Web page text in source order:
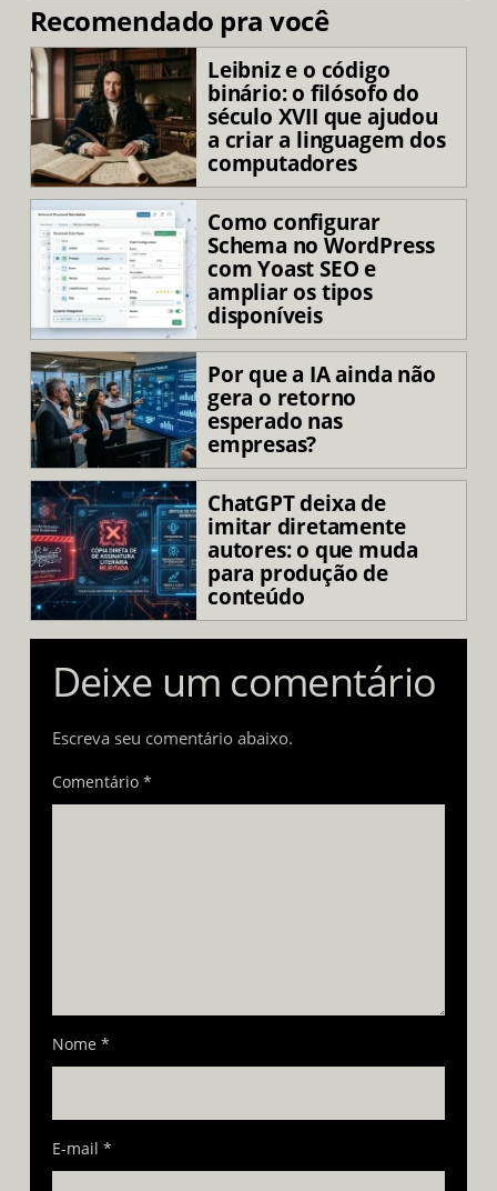
Recomendado pra você
Leibniz e o código
binário: o filósofo do
século XVII que ajudou
a criar a linguagem dos
computadores
Como configurar
Schema no WordPress
com Yoast SEO e
ampliar os tipos
disponíveis
Por que a IA ainda não
gera o retorno
esperado nas
empresas?
ChatGPT deixa de
imitar diretamente
autores: o que muda
para produção de
conteúdo
Deixe um comentário
Escreva seu comentário abaixo.
Comentário *
Nome *
E-mail *